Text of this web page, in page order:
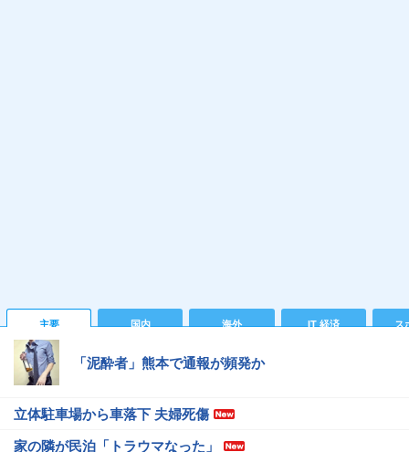
主要 国内 海外 IT 経済 ス
「泥酔者」熊本で通報が頻発か
立体駐車場から車落下 夫婦死傷
家の隣が民泊「トラウマなった」